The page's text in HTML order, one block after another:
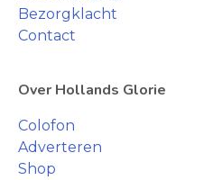
Bezorgklacht
Contact
Over Hollands Glorie
Colofon
Adverteren
Shop